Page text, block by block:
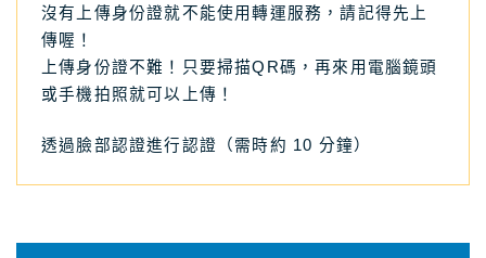
沒有上傳身份證就不能使用轉運服務，請記得先上
傳喔！
上傳身份證不難！只要掃描QR碼，再來用電腦鏡頭
或手機拍照就可以上傳！
透過臉部認證進行認證（需時約 10 分鐘）